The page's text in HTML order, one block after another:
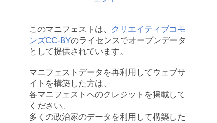
このマニフェストは、
クリエイティブコモ
ンズCC-BYのライセンスでオープンデータ
として提供されています。
マニフェストデータを再利用してウェブサ
イトを構築した方は、
各マニフェストへのクレジットを掲載して
ください。
多くの政治家のデータを利用して構築した